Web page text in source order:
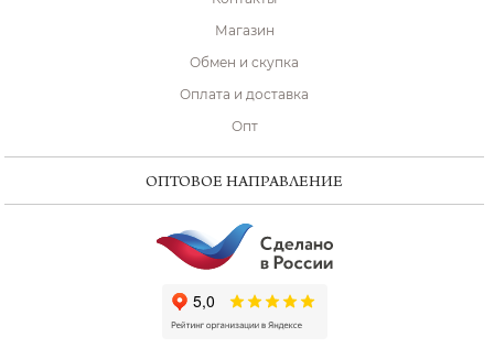
Магазин
Обмен и скупка
Оплата и доставка
Опт
ОПТОВОЕ НАПРАВЛЕНИЕ